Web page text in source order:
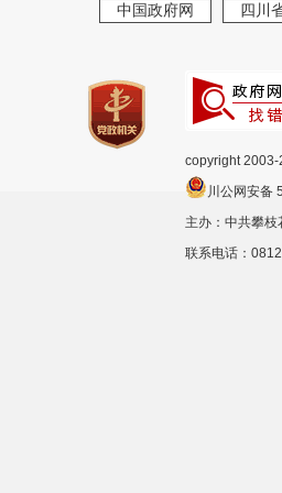
中国政府网 四川
copyright
川公网安
主办：中共攀
联系电话：